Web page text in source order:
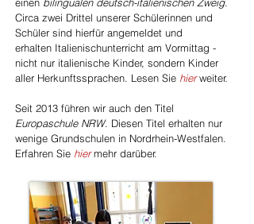
Circa zwei Drittel unserer Schülerinnen und
Schüler sind hierfür angemeldet und
erhalten Italienischunterricht am Vormittag -
nicht nur italienische Kinder, sondern Kinder
aller Herkunftssprachen. Lesen Sie hier weiter.
Seit 2013 führen wir auch den Titel
Europaschule NRW. Diesen Titel erhalten nur
wenige Grundschulen in Nordrhein-Westfalen.
Erfahren Sie hiermehr darüber.